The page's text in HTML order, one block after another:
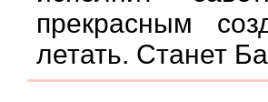
прекрасным
летать. Станет